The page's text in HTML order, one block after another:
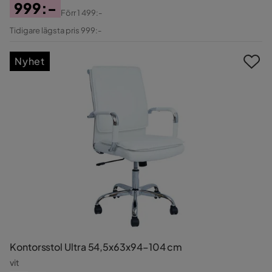
Pris
999:-
Original
Förr1 499:-
Tidigare lägsta pris 999:-
Kontorsstol Ultra 54,5x63x94–104 cm
vit
Nyhet